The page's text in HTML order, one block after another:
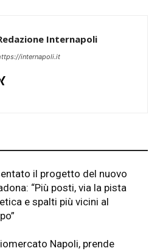
Internapoli
internapoli.it
il progetto del nuovo
“Più posti, via la pista
e spalti più vicini al
Napoli, prende